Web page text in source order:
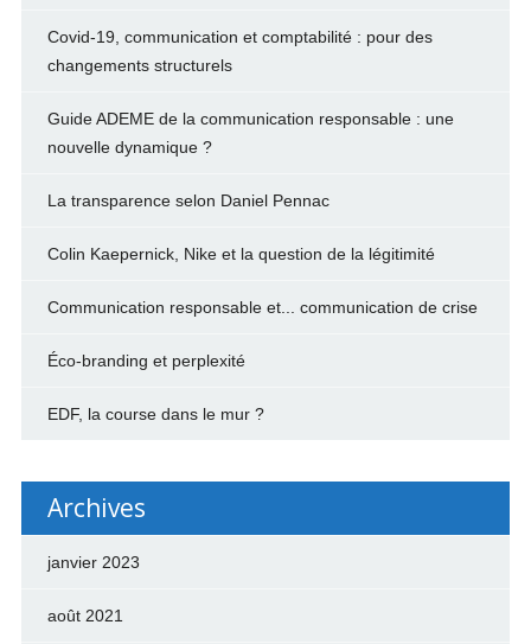
Covid-19, communication et comptabilité : pour des
changements structurels
Guide ADEME de la communication responsable : une
nouvelle dynamique ?
La transparence selon Daniel Pennac
Colin Kaepernick, Nike et la question de la légitimité
Communication responsable et... communication de crise
Éco-branding et perplexité
EDF, la course dans le mur ?
Archives
janvier 2023
août 2021